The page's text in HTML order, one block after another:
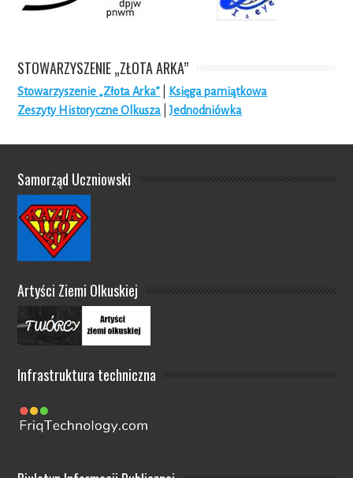
STOWARZYSZENIE „ZŁOTA ARKA”
Stowarzyszenie „Złota Arka”
Księga pamiątkowa
Zeszyty Historyczne Olkusza |Jednodniówka
Samorząd Uczniowski
Artyści Ziemi Olkuskiej
Infrastruktura techniczna